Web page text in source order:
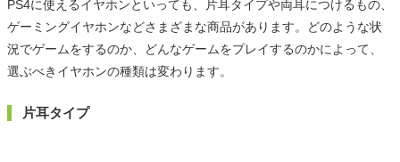
PS4に使えるイヤホンといっても、片耳タイプや両耳につけるもの、
ゲーミングイヤホンなどさまざまな商品があります。どのような状
況でゲームをするのか、どんなゲームをプレイするのかによって、
選ぶべきイヤホンの種類は変わります。
片耳タイプ